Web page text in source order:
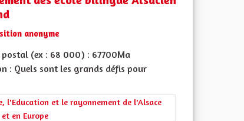
et climatiques
anonyme
postal (ex : 68 000) : 67700Ma
: Quels sont les grands défis pour
de la catégorie : La Culture, l'Education et le
l'Education et le rayonnement de l'Alsace
et en Europe